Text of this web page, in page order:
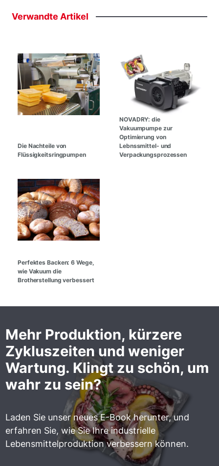
Verwandte Artikel
Die Nachteile von
Flüssigkeitsringpumpen
NOVADRY: die
Vakuumpumpe zur
Optimierung von
Lebnssmittel- und
Verpackungsprozessen
Perfektes Backen: 6 Wege,
wie Vakuum die
Brotherstellung verbessert
Mehr Produktion, kürzere
Zykluszeiten und weniger
Wartung. Klingt zu schön, um
wahr zu sein?
Laden Sie unser neues E-Book herunter, und
erfahren Sie, wie Sie Ihre industrielle
Lebensmittelproduktion verbessern können.